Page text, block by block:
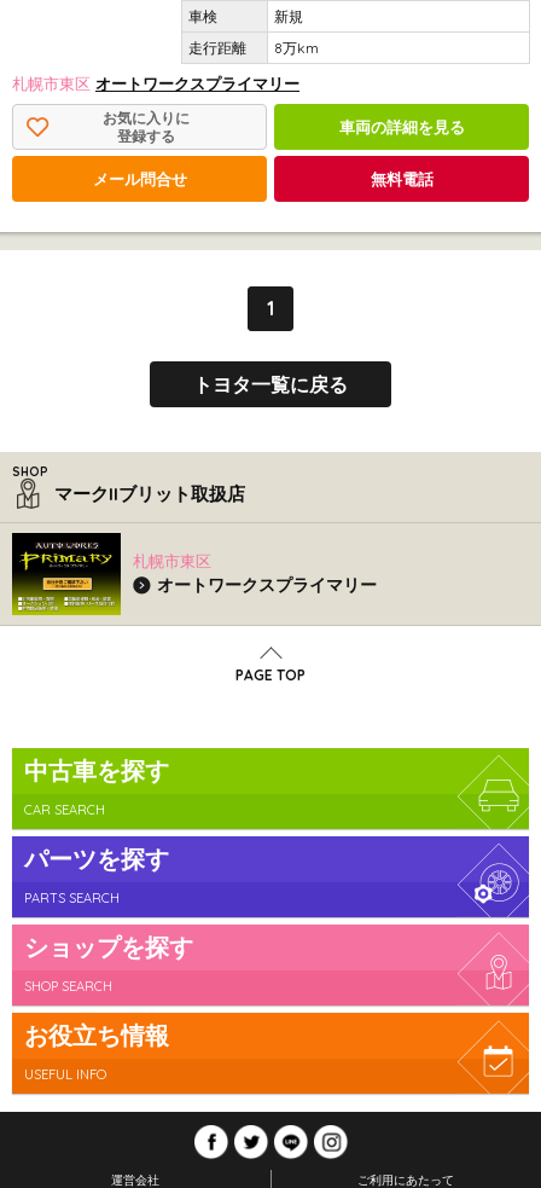
新規
8万km
札幌市東区 オートワークスプライマリー
お気に入りに
登録する
車両の詳細を見る
メール問合せ 無料電話
1
トヨタ一覧に戻る
マークIIブリット取扱店
札幌市東区
オートワークスプライマリー
PAGE TOP
中古車を探す
CAR SEARCH
パーツを探す
PARTS SEARCH
ショップを探す
SHOP SEARCH
お役立ち情報
USEFUL INFO
運営会社 ご利用にあたって